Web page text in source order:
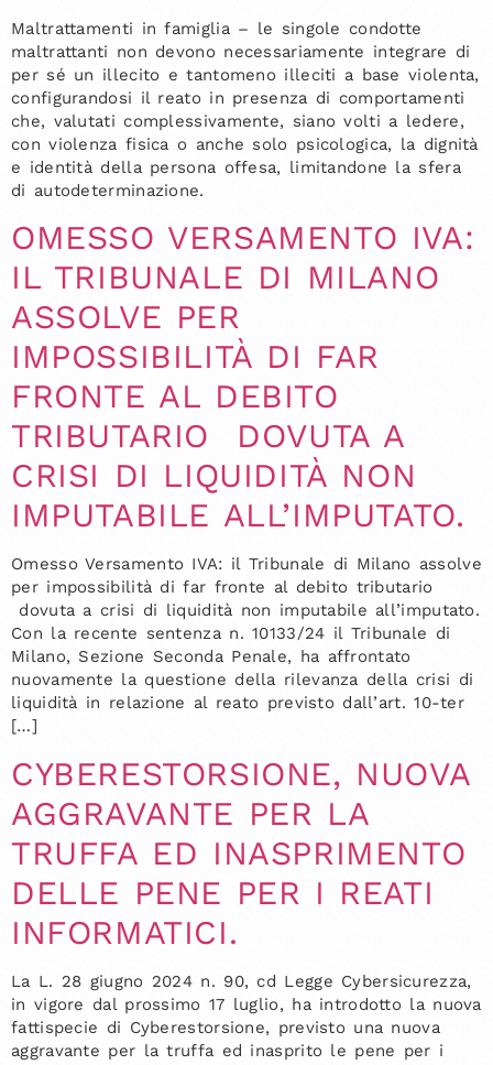
Maltrattamenti in famiglia – le singole condotte
maltrattanti non devono necessariamente integrare di
per sé un illecito e tantomeno illeciti a base violenta,
configurandosi il reato in presenza di comportamenti
che, valutati complessivamente, siano volti a ledere,
con violenza fisica o anche solo psicologica, la dignità
e identità della persona offesa, limitandone la sfera
di autodeterminazione.
OMESSO VERSAMENTO IVA:
IL TRIBUNALE DI MILANO
ASSOLVE PER
IMPOSSIBILITÀ DI FAR
FRONTE AL DEBITO
TRIBUTARIO DOVUTA A
CRISI DI LIQUIDITÀ NON
IMPUTABILE ALL’IMPUTATO.
Omesso Versamento IVA: il Tribunale di Milano assolve
per impossibilità di far fronte al debito tributario
dovuta a crisi di liquidità non imputabile all’imputato.
Con la recente sentenza n. 10133/24 il Tribunale di
Milano, Sezione Seconda Penale, ha affrontato
nuovamente la questione della rilevanza della crisi di
liquidità in relazione al reato previsto dall’art. 10-ter
[…]
CYBERESTORSIONE, NUOVA
AGGRAVANTE PER LA
TRUFFA ED INASPRIMENTO
DELLE PENE PER I REATI
INFORMATICI.
La L. 28 giugno 2024 n. 90, cd Legge Cybersicurezza,
in vigore dal prossimo 17 luglio, ha introdotto la nuova
fattispecie di Cyberestorsione, previsto una nuova
aggravante per la truffa ed inasprito le pene per i